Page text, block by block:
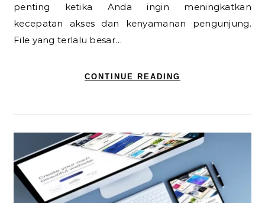
penting ketika Anda ingin meningkatkan
kecepatan akses dan kenyamanan pengunjung.
File yang terlalu besar…
CONTINUE READING